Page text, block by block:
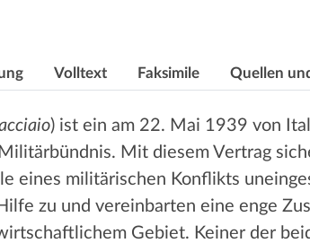
Volltext Faksimile Quellen
) ist ein am 22. Mai 1939 von
Mit diesem Vertrag
eines militärischen Konflikts
zu und vereinbarten eine enge
Gebiet. Keiner der